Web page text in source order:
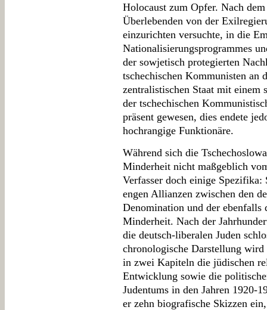
Holocaust zum Opfer. Nach
Überlebenden von der
einzurichten versuchte, in die
Nationalisierungsprogrammes
der sowjetisch protegierten
tschechischen Kommunisten an
zentralistischen Staat mit einem
der tschechischen
präsent gewesen, dies endete
hochrangige Funktionäre.
Während sich die
Minderheit nicht maßgeblich
Verfasser doch einige
engen Allianzen zwischen den
Denomination und der ebenfalls
Minderheit. Nach der
die deutsch-liberalen Juden
chronologische Darstellung
in zwei Kapiteln die jüdischen
Entwicklung sowie die
Judentums in den Jahren 1920-
er zehn biografische Skizzen